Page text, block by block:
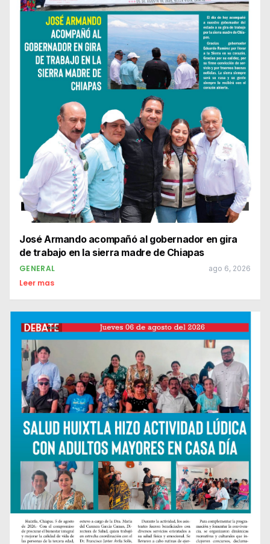
José Armando acompañó al gobernador en gira
de trabajo en la sierra madre de Chiapas
GENERAL ago 6, 2026
Leer mas